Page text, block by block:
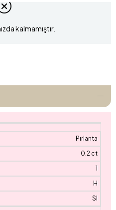
kalmamıştır.
Pırlanta
0.2 ct
1
H
SI